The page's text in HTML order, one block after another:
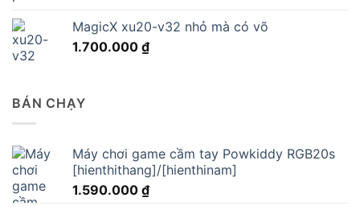
MagicX xu20-v32 nhỏ mà có võ
1.700.000 ₫
BÁN CHẠY
Máy chơi game cầm tay Powkiddy RGB20s
[hienthithang]/[hienthinam]
1.590.000 ₫